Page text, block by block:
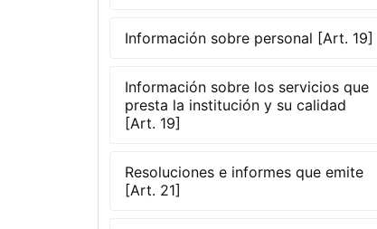
Información sobre personal [Art. 19]
Información sobre los servicios que
presta la institución y su calidad
[Art. 19]
Resoluciones e informes que emite
[Art. 21]